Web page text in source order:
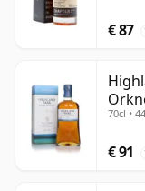
€ 87
70cl •
€ 91